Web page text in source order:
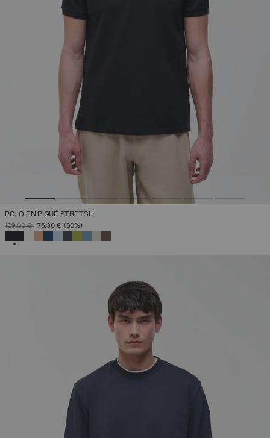
POLO EN PIQUÉ STRETCH
PRIX RÉDUIT DE
109,00 €À76,30 € (30%)